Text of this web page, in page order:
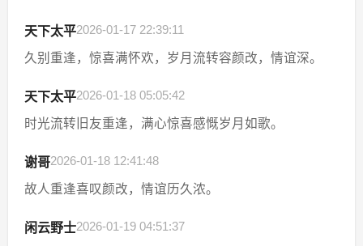
天下太平2026-01-17 22:39:11
久别重逢，惊喜满怀欢，岁月流转容颜改，情谊深。
天下太平2026-01-18 05:05:42
时光流转旧友重逢，满心惊喜感慨岁月如歌。
谢哥2026-01-18 12:41:48
故人重逢喜叹颜改，情谊历久浓。
闲云野士2026-01-19 04:51:37